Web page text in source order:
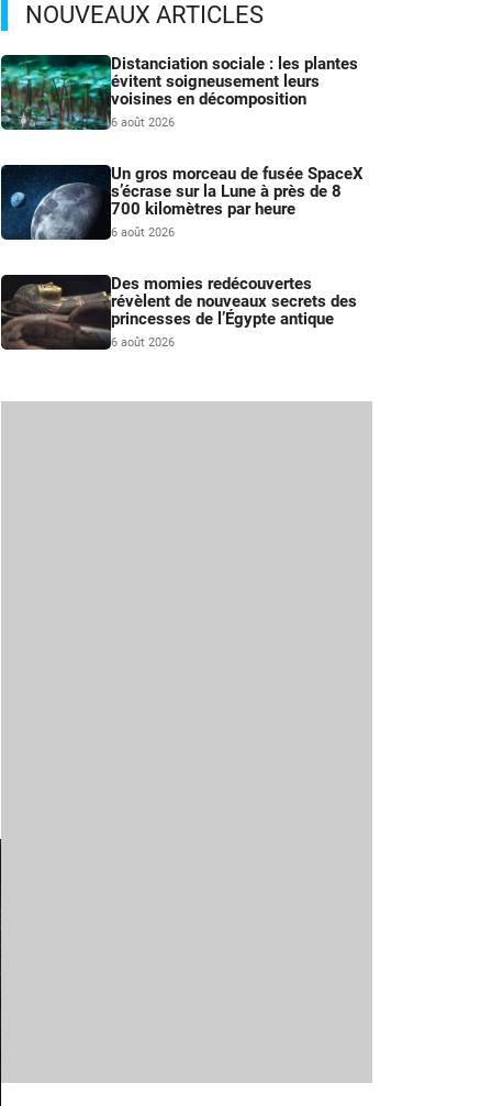
NOUVEAUX ARTICLES
Distanciation sociale : les plantes
évitent soigneusement leurs
voisines en décomposition
6 août 2026
Un gros morceau de fusée SpaceX
s’écrase sur la Lune à près de 8
700 kilomètres par heure
6 août 2026
Des momies redécouvertes
révèlent de nouveaux secrets des
princesses de l’Égypte antique
6 août 2026